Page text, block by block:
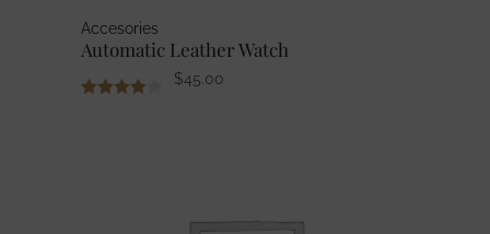
Accesories
Automatic Leather Watch
$45.00